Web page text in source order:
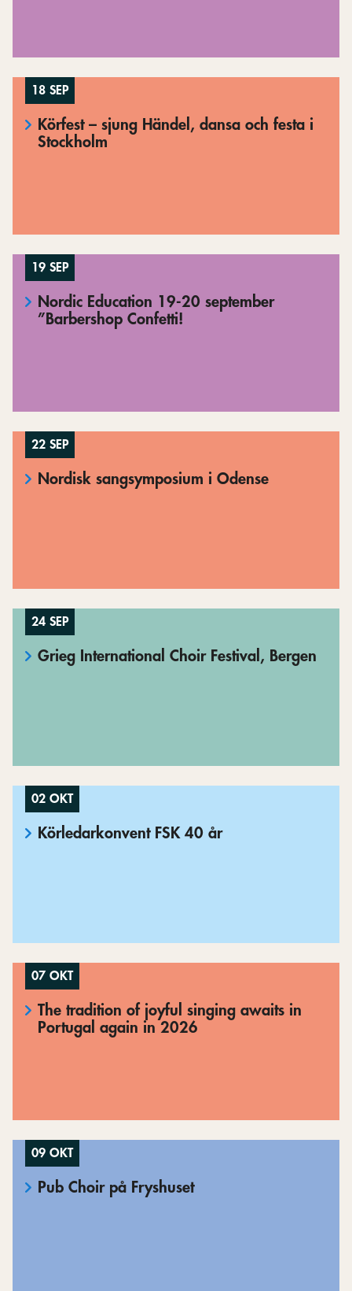
18 SEP
Körfest – sjung Händel, dansa och festa i
Stockholm
19 SEP
Nordic Education 19-20 september
”Barbershop Confetti!
22 SEP
Nordisk sangsymposium i Odense
24 SEP
Grieg International Choir Festival, Bergen
02 OKT
Körledarkonvent FSK 40 år
07 OKT
The tradition of joyful singing awaits in
Portugal again in 2026
09 OKT
Pub Choir på Fryshuset